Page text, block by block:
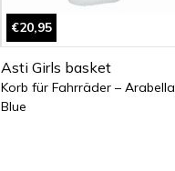
€20,95
Asti Girls basket
Korb für Fahrräder – Arabella
Blue